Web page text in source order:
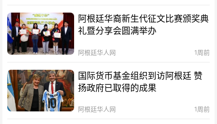
阿根廷华裔新生代征文比赛颁奖典
礼暨分享会圆满举办
阿根廷华人网 1周前
国际货币基金组织到访阿根廷 赞
扬政府已取得的成果
阿根廷华人网 1周前